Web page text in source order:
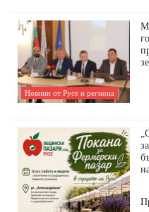
Новини от Русе и региона